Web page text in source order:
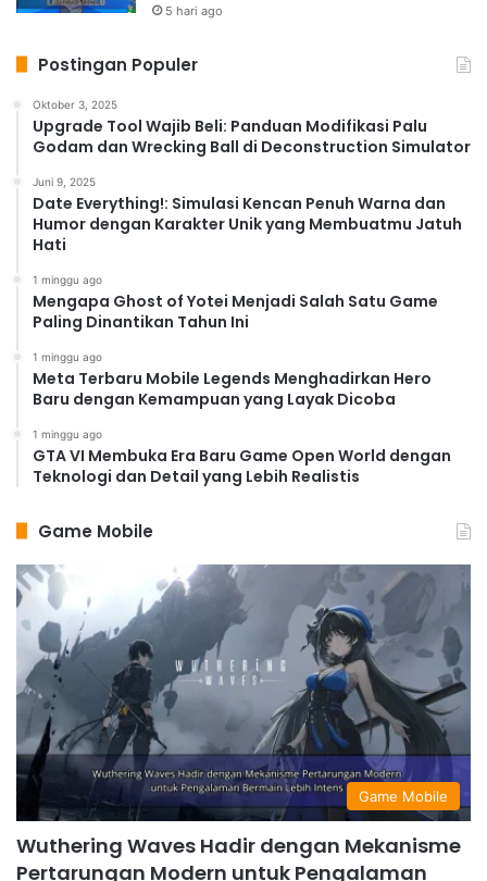
5 hari ago
Postingan Populer
Oktober 3, 2025
Upgrade Tool Wajib Beli: Panduan Modifikasi Palu
Godam dan Wrecking Ball di Deconstruction Simulator
Juni 9, 2025
Date Everything!: Simulasi Kencan Penuh Warna dan
Humor dengan Karakter Unik yang Membuatmu Jatuh
Hati
1 minggu ago
Mengapa Ghost of Yotei Menjadi Salah Satu Game
Paling Dinantikan Tahun Ini
1 minggu ago
Meta Terbaru Mobile Legends Menghadirkan Hero
Baru dengan Kemampuan yang Layak Dicoba
1 minggu ago
GTA VI Membuka Era Baru Game Open World dengan
Teknologi dan Detail yang Lebih Realistis
Game Mobile
Game Mobile
Wuthering Waves Hadir dengan Mekanisme
Pertarungan Modern untuk Pengalaman